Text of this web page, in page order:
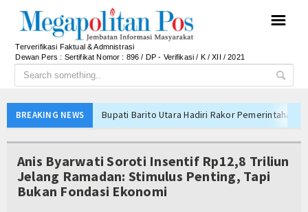
☰
Terverifikasi Faktual & Admnistrasi
Dewan Pers : Sertifikat Nomor : 896 / DP - Verifikasi / K / XII / 2021
BREAKING NEWS
Bupati Barito Utara Hadiri Rakor Pemerintahan
Interupsi PDIP Warnai Paripurna APBD
Bupati Majalengka Beberkan Hasil Paripurna
Anis Byarwati Soroti Insentif Rp12,8 Triliun
Jelang Ramadan: Stimulus Penting, Tapi
Bukan Fondasi Ekonomi